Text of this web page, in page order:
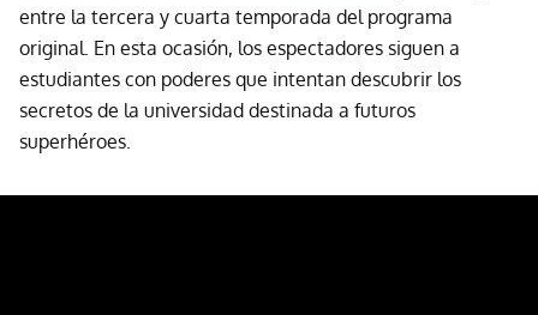
entre la tercera y cuarta temporada del programa
original. En esta ocasión, los espectadores siguen a
estudiantes con poderes que intentan descubrir los
secretos de la universidad destinada a futuros
superhéroes.